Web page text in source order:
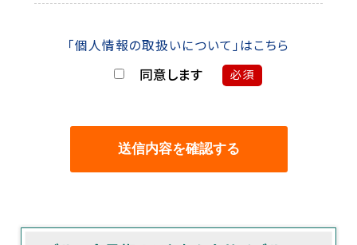
「個人情報の取扱いについて」はこちら
同意します 必須